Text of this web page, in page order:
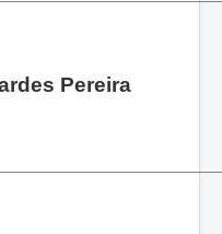
Pereira